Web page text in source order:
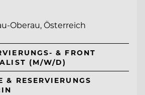
Oberau, Österreich
& FRONT
(M/W/D)
& RESERVIERUNGS